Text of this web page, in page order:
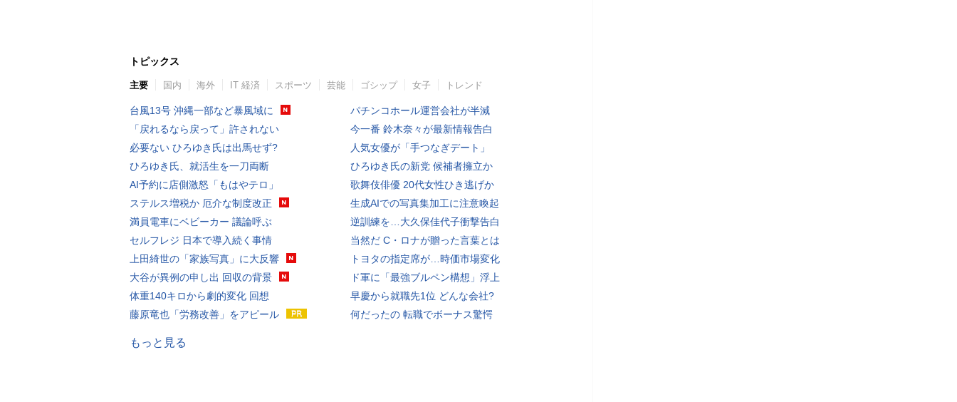
トピックス
主要 国内 海外 IT 経済 スポーツ 芸能 ゴシップ 女子 トレンド
台風13号 沖縄一部など暴風域に
「戻れるなら戻って」許されない
必要ない ひろゆき氏は出馬せず?
ひろゆき氏、就活生を一刀両断
AI予約に店側激怒「もはやテロ」
ステルス増税か 厄介な制度改正
満員電車にベビーカー 議論呼ぶ
セルフレジ 日本で導入続く事情
上田綺世の「家族写真」に大反響
大谷が異例の申し出 回収の背景
体重140キロから劇的変化 回想
藤原竜也「労務改善」をアピール
パチンコホール運営会社が半減
今一番 鈴木奈々が最新情報告白
人気女優が「手つなぎデート」
ひろゆき氏の新党 候補者擁立か
歌舞伎俳優 20代女性ひき逃げか
生成AIでの写真集加工に注意喚起
逆訓練を…大久保佳代子衝撃告白
当然だ C・ロナが贈った言葉とは
トヨタの指定席が…時価市場変化
ド軍に「最強ブルペン構想」浮上
早慶から就職先1位 どんな会社?
何だったの 転職でボーナス驚愕
もっと見る